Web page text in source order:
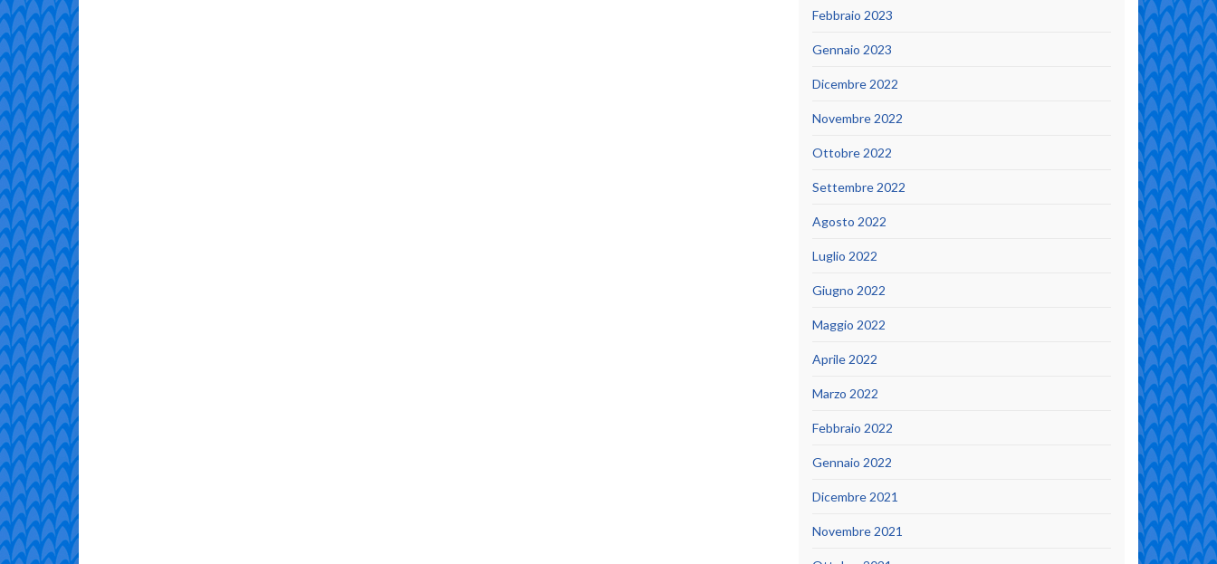
Febbraio 2023
Gennaio 2023
Dicembre 2022
Novembre 2022
Ottobre 2022
Settembre 2022
Agosto 2022
Luglio 2022
Giugno 2022
Maggio 2022
Aprile 2022
Marzo 2022
Febbraio 2022
Gennaio 2022
Dicembre 2021
Novembre 2021